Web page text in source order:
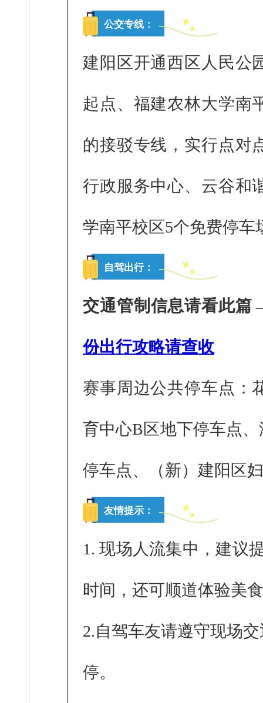
公交专线：
建阳区开通西区人民公
起点、福建农林大学南
的接驳专线，实行点对
行政服务中心、云谷和
学南平校区5个免费停车
自驾出行：
交通管制信息请看此
份出行攻略请查收
赛事周边公共停车点：
育中心B区地下停车点
停车点、（新）建阳区
友情提示：
1. 现场人流集中，建议
时间，还可顺道体验美
2.自驾车友请遵守现场
停。